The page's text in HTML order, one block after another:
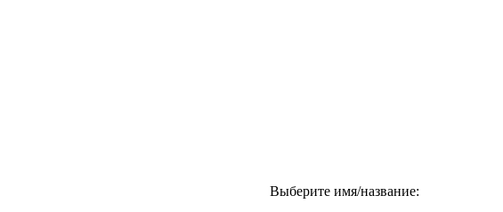
Выберите имя/название: